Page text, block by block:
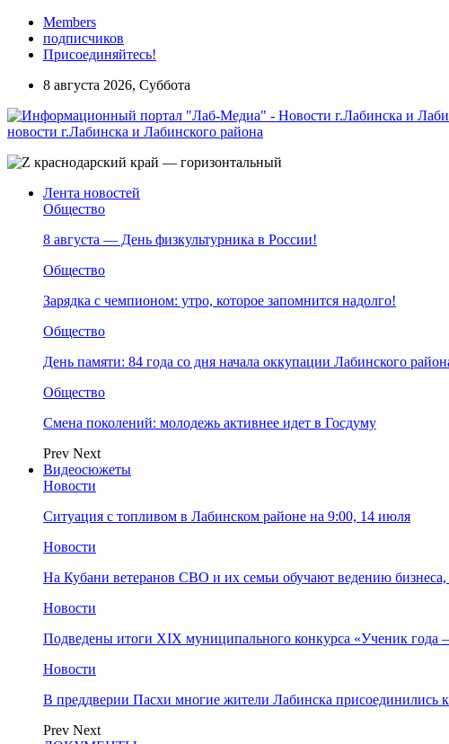
Members
подписчиков
Присоединяйтесь!
8 августа 2026, Суббота
новости г.Лабинска и Лабинского района
Лента новостей
Общество
8 августа — День физкультурника в России!
Общество
Зарядка с чемпионом: утро, которое запомнится надолго!
Общество
День памяти: 84 года со дня начала оккупации Лабинского
Общество
Смена поколений: молодежь активнее идет в Госдуму
Prev Next
Видеосюжеты
Новости
Ситуация с топливом в Лабинском районе на 9:00, 14 июля
Новости
На Кубани ветеранов СВО и их семьи обучают ведению
Новости
Подведены итоги XIX муниципального конкурса «Ученик года
Новости
В преддверии Пасхи многие жители Лабинска присоединились
Prev Next